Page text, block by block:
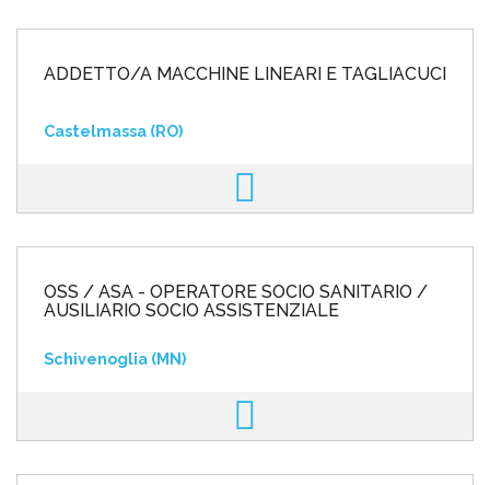
ADDETTO/A MACCHINE LINEARI E TAGLIACUCI
Castelmassa (RO)
OSS / ASA - OPERATORE SOCIO SANITARIO /
AUSILIARIO SOCIO ASSISTENZIALE
Schivenoglia (MN)